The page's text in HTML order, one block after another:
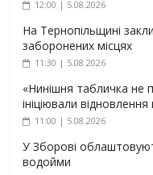
12:00 | 5.08.2026
На Тернопільщині
заборонених місцях
11:30 | 5.08.2026
«Нинішня табличка не
ініціювали відновлення
11:00 | 5.08.2026
У Зборові
водойми